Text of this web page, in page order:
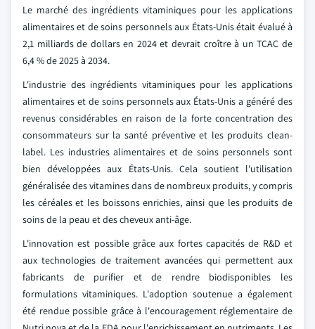
Le marché des ingrédients vitaminiques pour les applications
alimentaires et de soins personnels aux États-Unis était évalué à
2,1 milliards de dollars en 2024 et devrait croître à un TCAC de
6,4 % de 2025 à 2034.
L'industrie des ingrédients vitaminiques pour les applications
alimentaires et de soins personnels aux États-Unis a généré des
revenus considérables en raison de la forte concentration des
consommateurs sur la santé préventive et les produits clean-
label. Les industries alimentaires et de soins personnels sont
bien développées aux États-Unis. Cela soutient l'utilisation
généralisée des vitamines dans de nombreux produits, y compris
les céréales et les boissons enrichies, ainsi que les produits de
soins de la peau et des cheveux anti-âge.
L'innovation est possible grâce aux fortes capacités de R&D et
aux technologies de traitement avancées qui permettent aux
fabricants de purifier et de rendre biodisponibles les
formulations vitaminiques. L'adoption soutenue a également
été rendue possible grâce à l'encouragement réglementaire de